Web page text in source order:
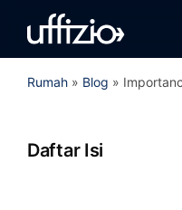
Rumah » Blog »
Daftar Isi